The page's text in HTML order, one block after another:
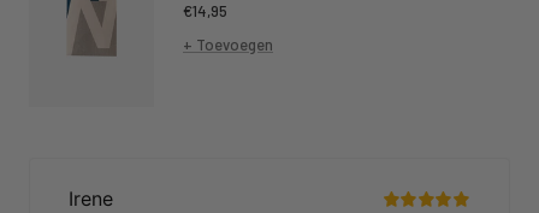
Kortings
prijs
€14,95
+ Toevoegen